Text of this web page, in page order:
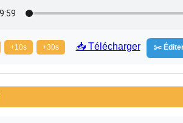
+10s +30s 📥 Télécharger ✂️